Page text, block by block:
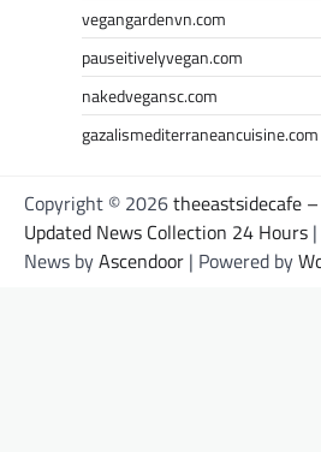
vegangardenvn.com
pauseitivelyvegan.com
nakedvegansc.com
gazalismediterraneancuisine.com
Copyright © 2026theeastsidecafe
Updated News Collection 24 Hours
News byAscendoor | Powered by